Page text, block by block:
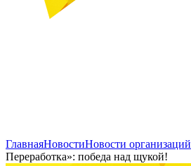
ГлавнаяНовостиНовости организаций
Переработка»: победа над щукой!